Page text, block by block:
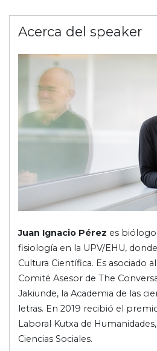
Acerca del speaker
Juan Ignacio Pérez es
fisiología en la UPV/EHU,
Cultura Científica. Es asociado
Comité Asesor de The
Jakiunde, la Academia de las
letras. En 2019 recibió el
Laboral Kutxa de
Ciencias Sociales.